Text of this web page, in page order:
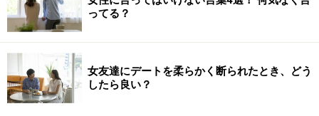
ってる？
女友達にデートを柔らかく断られたとき、どう
したら良い？